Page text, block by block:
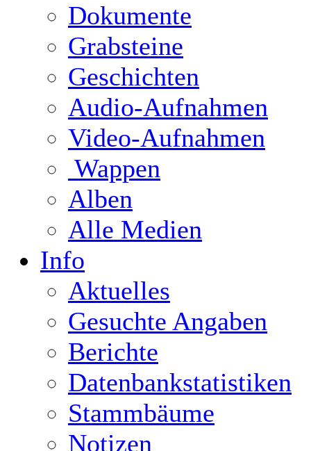
Dokumente
Grabsteine
Geschichten
Audio-Aufnahmen
Video-Aufnahmen
Wappen
Alben
Alle Medien
Info
Aktuelles
Gesuchte Angaben
Berichte
Datenbankstatistiken
Stammbäume
Notizen